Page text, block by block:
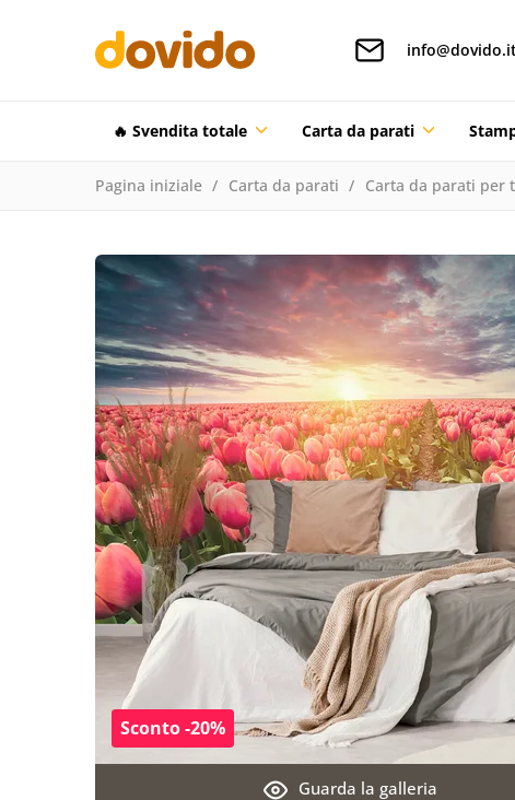
🔥 Svendita totale Carta da parati
Pagina iniziale Carta da parati Carta da parati per
Guarda la galleria
Sconto -20%